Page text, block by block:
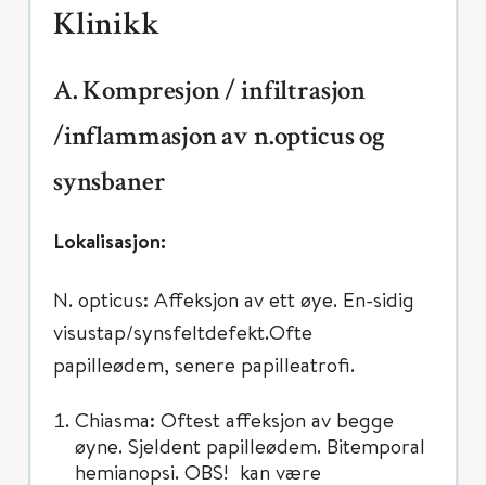
Klinikk
A. Kompresjon / infiltrasjon
/inflammasjon av n.opticus og
synsbaner
Lokalisasjon:
N. opticus: Affeksjon av ett øye. En-sidig
visustap/synsfeltdefekt.Ofte
papilleødem, senere papilleatrofi.
Chiasma: Oftest affeksjon av begge
øyne. Sjeldent papilleødem. Bitemporal
hemianopsi. OBS! kan være